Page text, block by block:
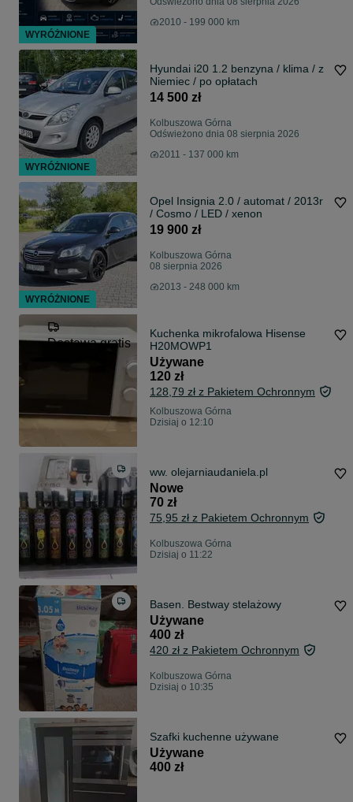
2010 - 199 000 km
Hyundai i20 1.2 benzyna / klima / z
Niemiec / po opłatach
14 500 zł
Kolbuszowa Górna
Odświeżono dnia 08 sierpnia 2026
2011 - 137 000 km
Opel Insignia 2.0 / automat / 2013r
/ Cosmo / LED / xenon
19 900 zł
Kolbuszowa Górna
08 sierpnia 2026
2013 - 248 000 km
Dostawa gratis
Kuchenka mikrofalowa Hisense
H20MOWP1
Używane
120 zł
128,79 zł z Pakietem Ochronnym
Kolbuszowa Górna
Dzisiaj o 12:10
ww. olejarniaudaniela.pl
Nowe
70 zł
75,95 zł z Pakietem Ochronnym
Kolbuszowa Górna
Dzisiaj o 11:22
Basen. Bestway stelażowy
Używane
400 zł
420 zł z Pakietem Ochronnym
Kolbuszowa Górna
Dzisiaj o 10:35
Szafki kuchenne używane
Używane
400 zł
WYRÓŻNIONE
WYRÓŻNIONE
WYRÓŻNIONE